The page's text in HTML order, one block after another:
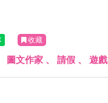
收藏
圖文作家 、 請假 、 遊戲